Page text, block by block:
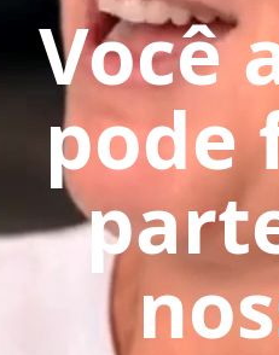
Você
pode
com